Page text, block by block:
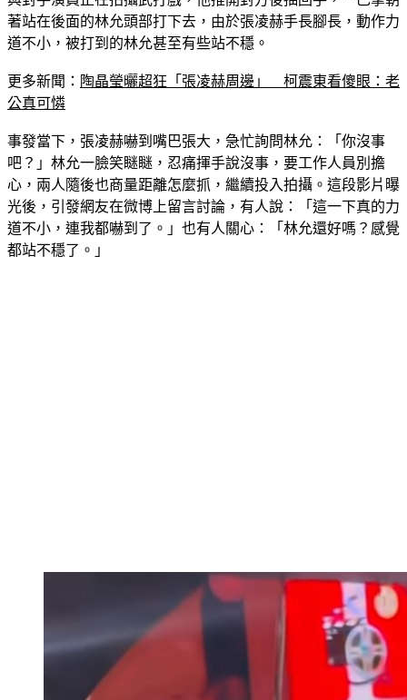
著站在後面的林允頭部打下去，由於張凌赫手長腳長，動作力
道不小，被打到的林允甚至有些站不穩。
更多新聞： 陶晶瑩曬超狂「張凌赫周邊」　柯震東看傻眼：老
公真可憐
事發當下，張凌赫嚇到嘴巴張大，急忙詢問林允：「你沒事
吧？」林允一臉笑瞇瞇，忍痛揮手說沒事，要工作人員別擔
心，兩人隨後也商量距離怎麼抓，繼續投入拍攝。這段影片曝
光後，引發網友在微博上留言討論，有人說：「這一下真的力
道不小，連我都嚇到了。」也有人關心：「林允還好嗎？感覺
都站不穩了。」